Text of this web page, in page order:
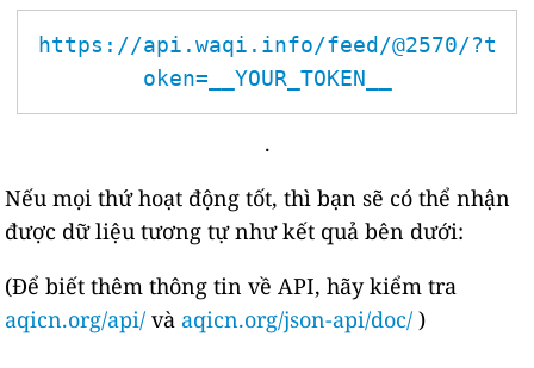
https://api.waqi.info/feed/@2570/?t
oken=__YOUR_TOKEN__
.
Nếu mọi thứ hoạt động tốt, thì bạn sẽ có thể nhận
được dữ liệu tương tự như kết quả bên dưới:
(Để biết thêm thông tin về API, hãy kiểm tra
aqicn.org/api/ và aqicn.org/json-api/doc/ )